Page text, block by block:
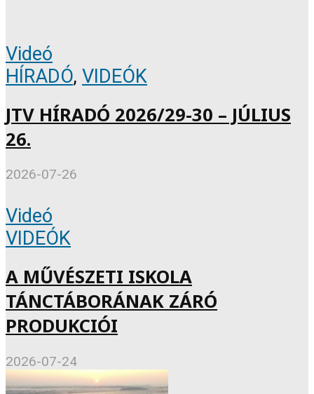
Videó
HÍRADÓ, VIDEÓK
JTV HÍRADÓ 2026/29-30 – JÚLIUS
26.
2026-07-26
Videó
VIDEÓK
A MŰVÉSZETI ISKOLA
TÁNCTÁBORÁNAK ZÁRÓ
PRODUKCIÓI
2026-07-24